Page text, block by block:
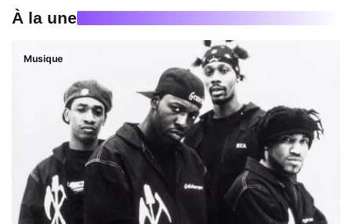
À la une
Musique